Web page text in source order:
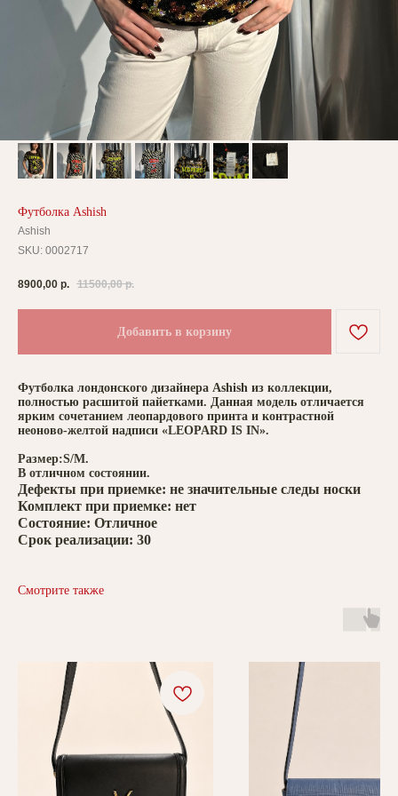
Футболка Ashish
Ashish
SKU: 0002717
8900,00 р. 11500,00 р.
Добавить в корзину
Футболка лондонского дизайнера Ashish из коллекции,
полностью расшитой пайетками. Данная модель отличается
ярким сочетанием леопардового принта и контрастной
неоново-желтой надписи «LEOPARD IS IN».
Размер:S/M.
В отличном состоянии.
Дефекты при приемке: не значительные следы носки
Комплект при приемке: нет
Состояние: Отличное
Срок реализации: 30
Смотрите также